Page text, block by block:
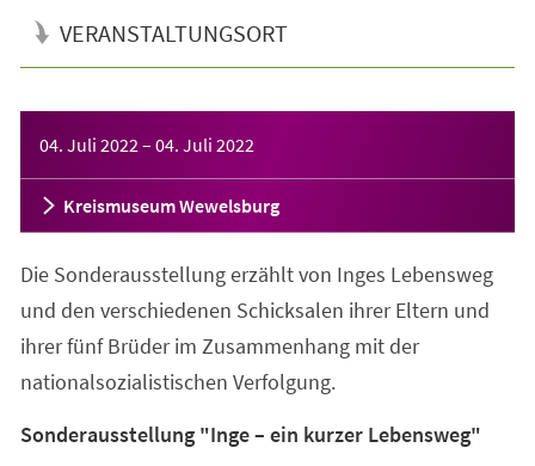
VERANSTALTUNGSORT
04. Juli 2022 – 04. Juli 2022
Kreismuseum Wewelsburg
Die Sonderausstellung erzählt von Inges Lebensweg
und den verschiedenen Schicksalen ihrer Eltern und
ihrer fünf Brüder im Zusammenhang mit der
nationalsozialistischen Verfolgung.
Sonderausstellung "Inge – ein kurzer Lebensweg"